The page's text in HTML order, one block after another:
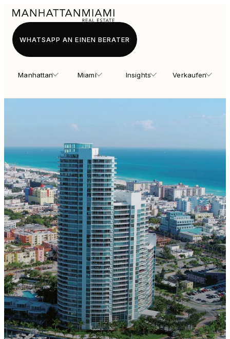
Manhattan Miami Insights Verkaufen
WHATSAPP AN EINEN BERATER